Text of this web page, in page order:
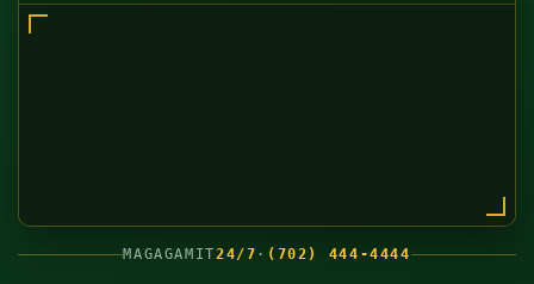
MAGAGAMIT24/7 · (702) 444-4444